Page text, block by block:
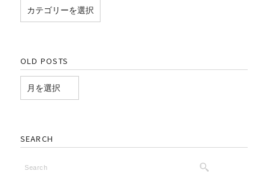
OLD POSTS
SEARCH